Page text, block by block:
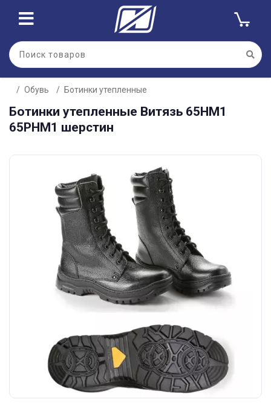
Обувь Ботинки утепленные
Ботинки утепленные Витязь 65НМ1
65РНМ1 шерстин